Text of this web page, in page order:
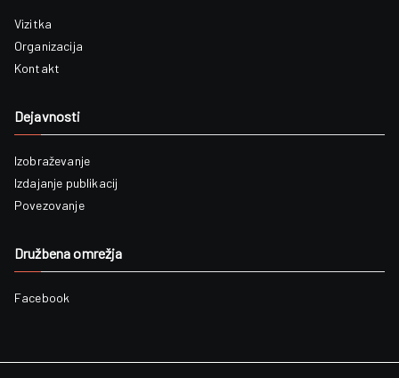
Vizitka
Organizacija
Kontakt
Dejavnosti
Izobraževanje
Izdajanje publikacij
Povezovanje
Družbena omrežja
Facebook